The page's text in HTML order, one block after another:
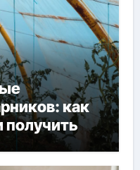
как
получить